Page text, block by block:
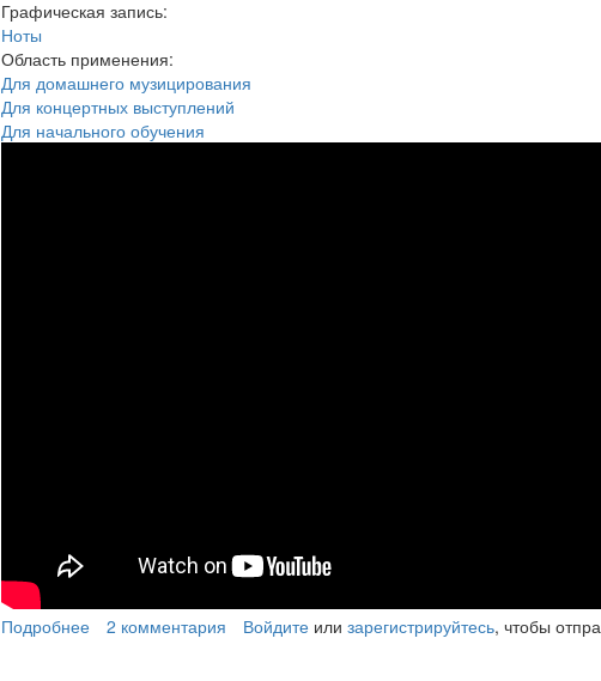
Графическая запись:
Ноты
Область применения:
Для домашнего музицирования
Для концертных выступлений
Для начального обучения
Подробнеео Little Drummer Boy
2 комментария Войдитеили зарегистрируйтесь, чтобы